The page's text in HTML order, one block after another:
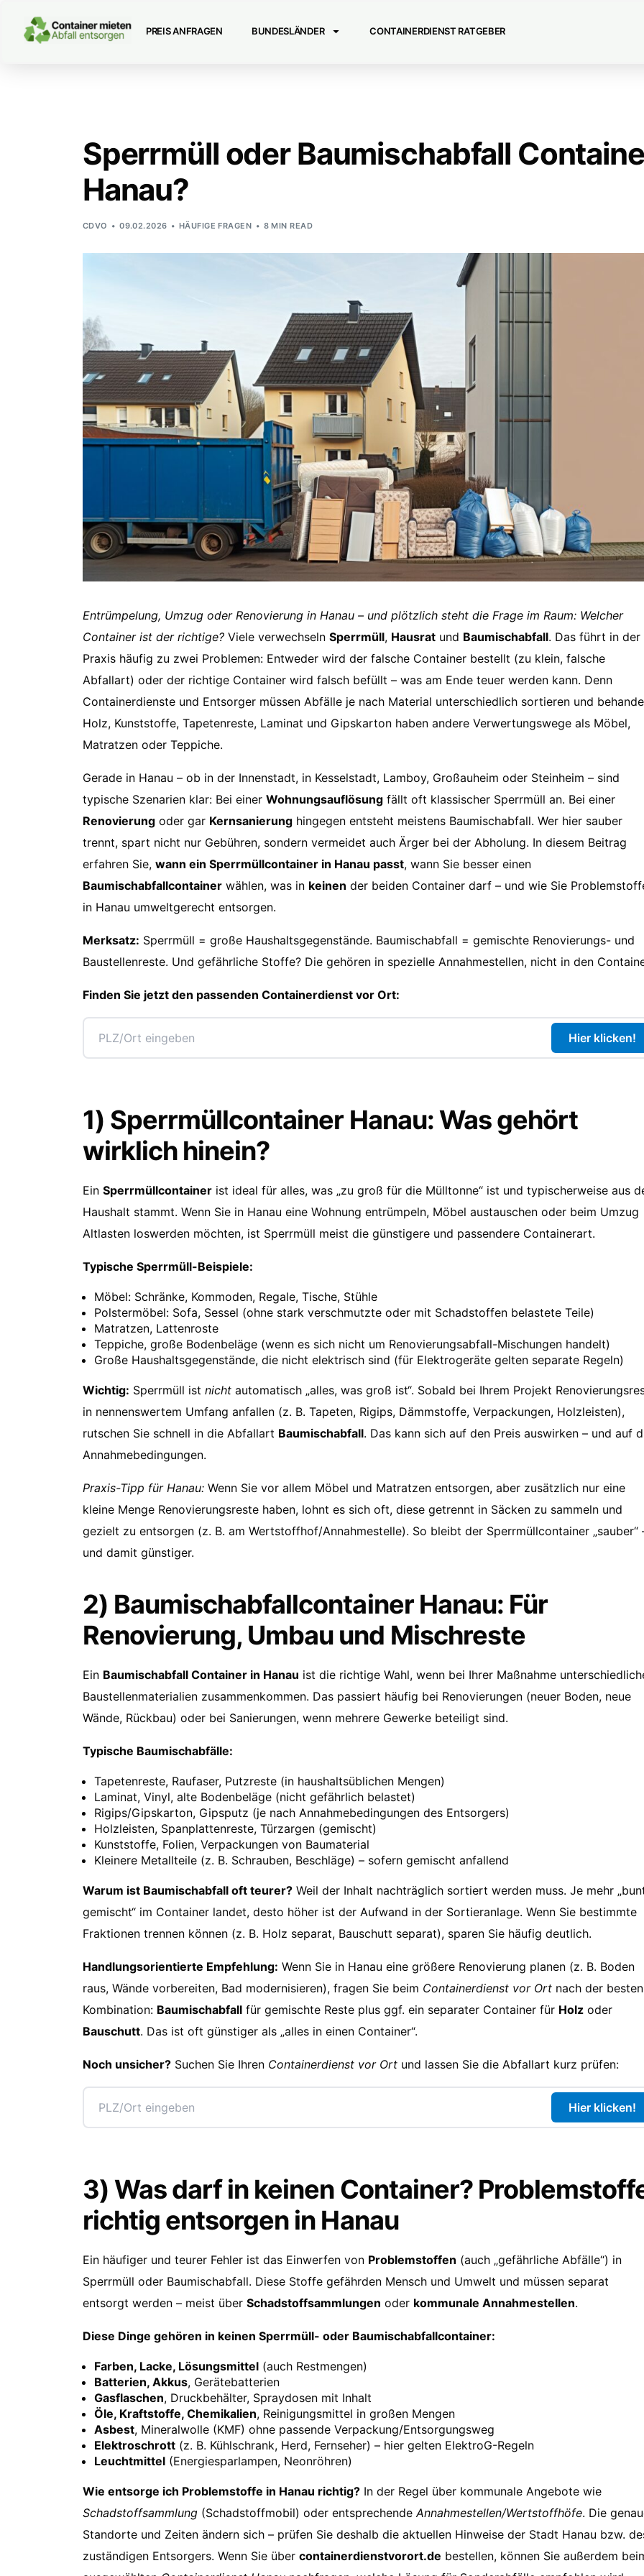
PREIS ANFRAGEN BUNDESLÄNDER CONTAINERDIENST RATGEBER
Sperrmüll oder Baumischabfall
Hanau?
CDVO 09.02.2026 HÄUFIGE FRAGEN 8 MIN READ
Entrümpelung, Umzug oder Renovierung in Hanau – und plötzlich steht die Frage im Raum: Welcher
Container ist der richtige?Viele verwechseln Sperrmüll, Hausratund Baumischabfall. Das führt in der
Praxis häufig zu zwei Problemen: Entweder wird der falsche Container bestellt (zu klein, falsche
Abfallart) oder der richtige Container wird falsch befüllt – was am Ende teuer werden kann. Denn
Containerdienste und Entsorger müssen Abfälle je nach Material unterschiedlich sortieren und
Holz, Kunststoffe, Tapetenreste, Laminat und Gipskarton haben andere Verwertungswege als Möbel,
Matratzen oder Teppiche.
Gerade in Hanau – ob in der Innenstadt, in Kesselstadt, Lamboy, Großauheim oder Steinheim – sind
typische Szenarien klar: Bei einer Wohnungsauflösungfällt oft klassischer Sperrmüll an. Bei einer
Renovierungoder gar Kernsanierunghingegen entsteht meistens Baumischabfall. Wer hier sauber
trennt, spart nicht nur Gebühren, sondern vermeidet auch Ärger bei der Abholung. In diesem Beitrag
erfahren Sie, wann ein Sperrmüllcontainer in Hanau passt, wann Sie besser einen
Baumischabfallcontainerwählen, was in keinen der beiden Container darf – und wie Sie
in Hanau umweltgerecht entsorgen.
Merksatz: Sperrmüll = große Haushaltsgegenstände. Baumischabfall = gemischte Renovierungs- und
Baustellenreste. Und gefährliche Stoffe? Die gehören in spezielle Annahmestellen, nicht in den
Finden Sie jetzt den passenden Containerdienst vor Ort:
Hier klicken!
1) Sperrmüllcontainer Hanau: Was gehört
wirklich hinein?
Ein Sperrmüllcontainerist ideal für alles, was „zu groß für die Mülltonne“ ist und typischerweise aus
Haushalt stammt. Wenn Sie in Hanau eine Wohnung entrümpeln, Möbel austauschen oder beim Umzug
Altlasten loswerden möchten, ist Sperrmüll meist die günstigere und passendere Containerart.
Typische Sperrmüll-Beispiele:
Möbel: Schränke, Kommoden, Regale, Tische, Stühle
Polstermöbel: Sofa, Sessel (ohne stark verschmutzte oder mit Schadstoffen belastete Teile)
Matratzen, Lattenroste
Teppiche, große Bodenbeläge (wenn es sich nicht um Renovierungsabfall-Mischungen handelt)
Große Haushaltsgegenstände, die nicht elektrisch sind (für Elektrogeräte gelten separate Regeln)
Wichtig: Sperrmüll ist nichtautomatisch „alles, was groß ist“. Sobald bei Ihrem Projekt
in nennenswertem Umfang anfallen (z. B. Tapeten, Rigips, Dämmstoffe, Verpackungen, Holzleisten),
rutschen Sie schnell in die Abfallart Baumischabfall. Das kann sich auf den Preis auswirken – und auf
Annahmebedingungen.
Praxis-Tipp für Hanau:Wenn Sie vor allem Möbel und Matratzen entsorgen, aber zusätzlich nur eine
kleine Menge Renovierungsreste haben, lohnt es sich oft, diese getrennt in Säcken zu sammeln und
gezielt zu entsorgen (z. B. am Wertstoffhof/Annahmestelle). So bleibt der Sperrmüllcontainer „sauber“
und damit günstiger.
2) Baumischabfallcontainer Hanau: Für
Renovierung, Umbau und Mischreste
Ein Baumischabfall Container in Hanau ist die richtige Wahl, wenn bei Ihrer Maßnahme
Baustellenmaterialien zusammenkommen. Das passiert häufig bei Renovierungen (neuer Boden, neue
Wände, Rückbau) oder bei Sanierungen, wenn mehrere Gewerke beteiligt sind.
Typische Baumischabfälle:
Tapetenreste, Raufaser, Putzreste (in haushaltsüblichen Mengen)
Laminat, Vinyl, alte Bodenbeläge (nicht gefährlich belastet)
Rigips/Gipskarton, Gipsputz (je nach Annahmebedingungen des Entsorgers)
Holzleisten, Spanplattenreste, Türzargen (gemischt)
Kunststoffe, Folien, Verpackungen von Baumaterial
Kleinere Metallteile (z. B. Schrauben, Beschläge) – sofern gemischt anfallend
Warum ist Baumischabfall oft teurer?Weil der Inhalt nachträglich sortiert werden muss. Je mehr
gemischt“ im Container landet, desto höher ist der Aufwand in der Sortieranlage. Wenn Sie bestimmte
Fraktionen trennen können (z. B. Holz separat, Bauschutt separat), sparen Sie häufig deutlich.
Handlungsorientierte Empfehlung: Wenn Sie in Hanau eine größere Renovierung planen (z. B. Boden
raus, Wände vorbereiten, Bad modernisieren), fragen Sie beim Containerdienst vor Ortnach der besten
Kombination: Baumischabfallfür gemischte Reste plus ggf. ein separater Container für Holzoder
Bauschutt. Das ist oft günstiger als „alles in einen Container“.
Noch unsicher?Suchen Sie Ihren Containerdienst vor Ortund lassen Sie die Abfallart kurz prüfen:
Hier klicken!
3) Was darf in keinen Container?
richtig entsorgen in Hanau
Ein häufiger und teurer Fehler ist das Einwerfen von Problemstoffen (auch „gefährliche Abfälle“) in
Sperrmüll oder Baumischabfall. Diese Stoffe gefährden Mensch und Umwelt und müssen separat
entsorgt werden – meist über Schadstoffsammlungen oder kommunale Annahmestellen.
Diese Dinge gehören in keinen Sperrmüll- oder Baumischabfallcontainer:
Farben, Lacke, Lösungsmittel(auch Restmengen)
Batterien, Akkus, Gerätebatterien
Gasflaschen, Druckbehälter, Spraydosen mit Inhalt
Öle, Kraftstoffe, Chemikalien, Reinigungsmittel in großen Mengen
Asbest, Mineralwolle (KMF) ohne passende Verpackung/Entsorgungsweg
Elektroschrott(z. B. Kühlschrank, Herd, Fernseher) – hier gelten ElektroG-Regeln
Leuchtmittel(Energiesparlampen, Neonröhren)
Wie entsorge ich Problemstoffe in Hanau richtig?In der Regel über kommunale Angebote wie
Schadstoffsammlung(Schadstoffmobil) oder entsprechende Annahmestellen/Wertstoffhöfe. Die
Standorte und Zeiten ändern sich – prüfen Sie deshalb die aktuellen Hinweise der Stadt Hanau bzw.
zuständigen Entsorgers. Wenn Sie über containerdienstvorort.de bestellen, können Sie außerdem